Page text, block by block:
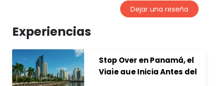
Dejar una reseña
Experiencias
Stop Over en Panamá, el
Viaje que Inicia Antes del